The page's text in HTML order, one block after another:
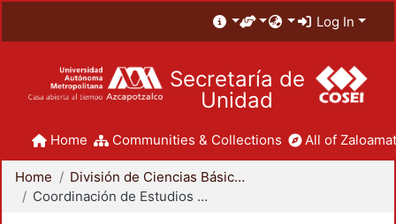
Log In
Secretaría de
Unidad
Home Communities & Collections All of
Home
División de Ciencias Básicas e Ingeniería
Coordinación de Estudios de Posgrado - CBI